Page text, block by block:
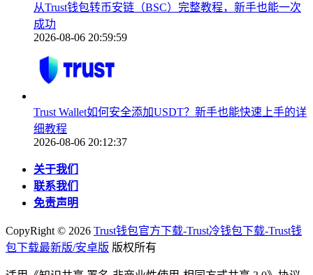
从Trust钱包转币安链（BSC）完整教程，新手也能一次
成功
2026-08-06 20:59:59
Trust Wallet如何安全添加USDT？新手也能快速上手的详
细教程
2026-08-06 20:12:37
关于我们
联系我们
免责声明
CopyRight © 2026 Trust钱包官方下载-Trust冷钱包下载-Trust钱
包下载最新版/安卓版 版权所有